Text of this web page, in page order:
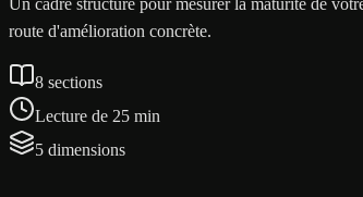
route d'amélioration concrète.
8 sections
Lecture de 25 min
5 dimensions